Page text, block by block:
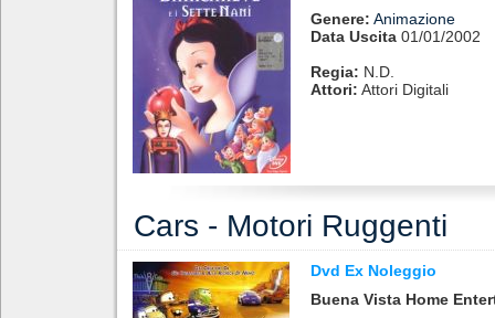
Genere: Animazione
Data Uscita 01/01/2002
Regia: N.d.
Attori: Attori Digitali
Cars - Motori Ruggenti
Dvd Ex Noleggio
Buena Vista Home